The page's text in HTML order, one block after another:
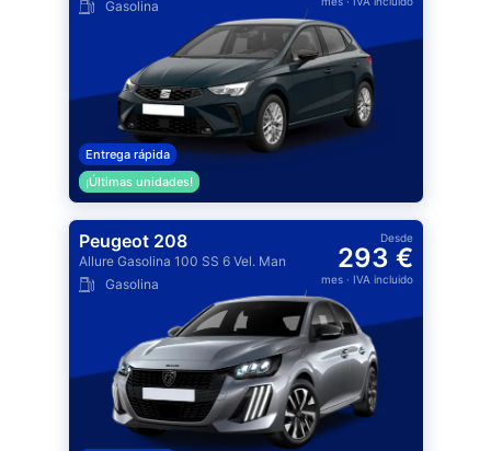
Gasolina
Entrega rápida
¡Últimas unidades!
Peugeot 208
Allure Gasolina 100 SS 6 Vel. Man
Gasolina
Desde
293 €
mes· IVA incluido